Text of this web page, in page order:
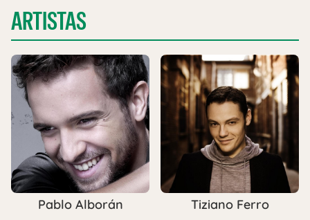
ARTISTAS
Pablo Alborán Tiziano Ferro